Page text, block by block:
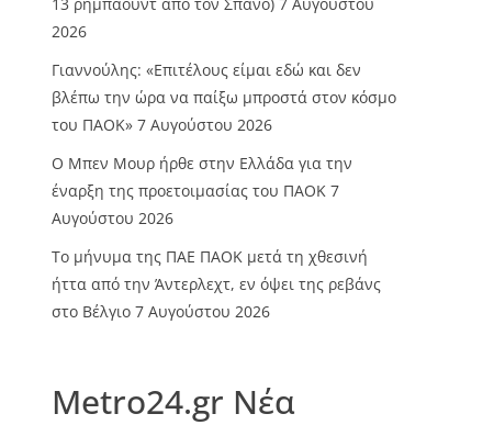
2026
Γιαννούλης: «Επιτέλους είμαι εδώ και δεν
βλέπω την ώρα να παίξω μπροστά στον κόσμο
του ΠΑΟΚ» 7 Αυγούστου 2026
O Mπεν Μουρ ήρθε στην Ελλάδα για την
έναρξη της προετοιμασίας του ΠΑΟΚ 7
Αυγούστου 2026
Το μήνυμα της ΠΑΕ ΠΑΟΚ μετά τη χθεσινή
ήττα από την Άντερλεχτ, εν όψει της ρεβάνς
στο Βέλγιο 7 Αυγούστου 2026
Metro24.gr Νέα